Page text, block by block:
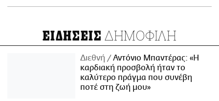
ΕΙΔΗΣΕΙΣ ΔΗΜΟΦΙΛΗ
Διεθνή
Αντόνιο Μπαντέρας: «Η
καρδιακή προσβολή ήταν το
καλύτερο πράγμα που συνέβη
ποτέ στη ζωή μου»